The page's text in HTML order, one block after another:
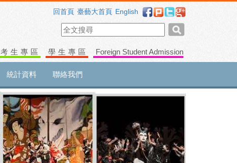
回首頁 臺藝大首頁 English
考生專區 學生專區 Foreign Student Admission
統計資料 聯絡我們